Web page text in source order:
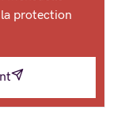
la protection